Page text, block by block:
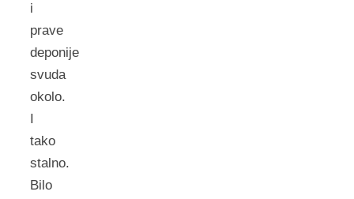
i
prave
deponije
svuda
okolo.
I
tako
stalno.
Bilo